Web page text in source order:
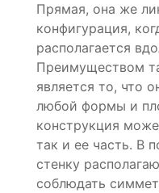
Прямая, она же
конфигурация,
располагается
Преимуществом
является то, что
любой формы и
конструкция
так и ее часть. В
стенку
соблюдать